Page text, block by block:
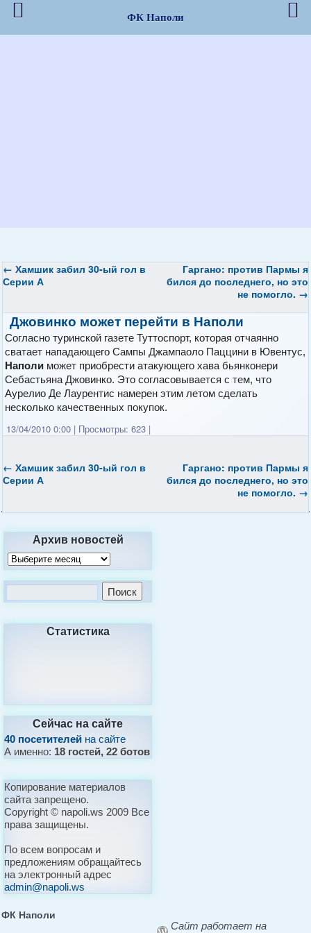
← Хамшик забил 30-ый гол в
Серии А
Гаргано: против Пармы я
бился до последнего, но это
не помогло. →
Джовинко может перейти в Наполи
Согласно туринской газете Туттоспорт, которая отчаянно
сватает нападающего Сампы Джампаоло Паццини в Ювентус,
Наполи может приобрести атакующего хава бьянконери
Себастьяна Джовинко. Это согласовывается с тем, что
Аурелио Де Лаурентис намерен этим летом сделать
несколько качественных покупок.
13/04/2010 0:00 | Просмотры: 623 |
← Хамшик забил 30-ый гол в
Серии А
Гаргано: против Пармы я
бился до последнего, но это
не помогло. →
Архив новостей
Статистика
Сейчас на сайте
40 посетителей на сайте
А именно: 18 гостей, 22 ботов
Копирование материалов
сайта запрещено.
Copyright © napoli.ws 2009 Все
права защищены.
По всем вопросам и
предложениям обращайтесь
на электронный адрес
admin@napoli.ws
ФК Наполи
Сайт работает на
ФК Наполи